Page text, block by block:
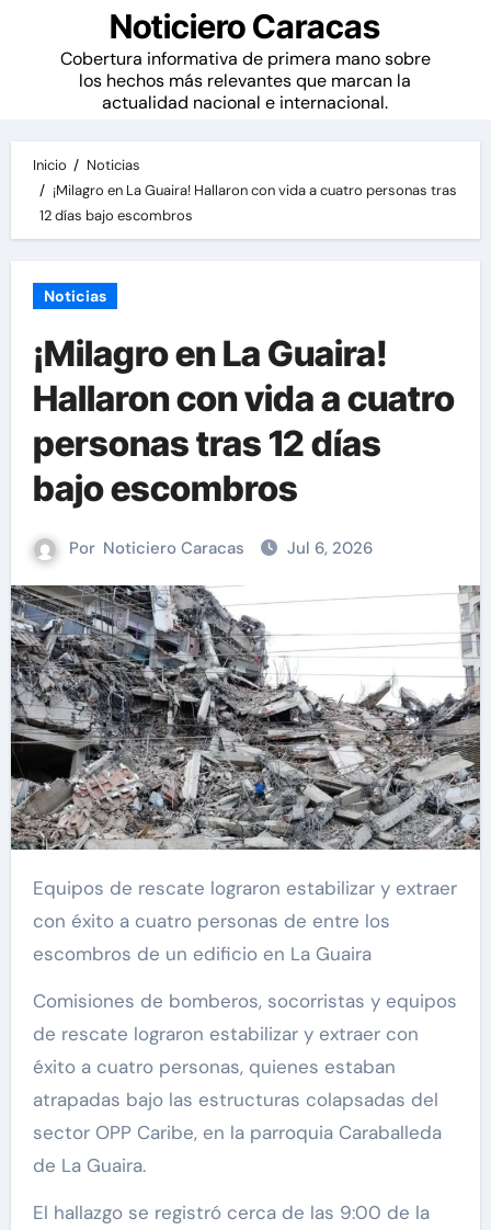
Noticiero Caracas
Cobertura informativa de primera mano sobre
los hechos más relevantes que marcan la
actualidad nacional e internacional.
Inicio
Noticias
¡Milagro en La Guaira! Hallaron con vida a cuatro personas tras
12 días bajo escombros
Noticias
¡Milagro en La Guaira!
Hallaron con vida a cuatro
personas tras 12 días
bajo escombros
Por Noticiero Caracas Jul 6, 2026
Equipos de rescate lograron estabilizar y extraer
con éxito a cuatro personas de entre los
escombros de un edificio en La Guaira
Comisiones de bomberos, socorristas y equipos
de rescate lograron estabilizar y extraer con
éxito a cuatro personas, quienes estaban
atrapadas bajo las estructuras colapsadas del
sector OPP Caribe, en la parroquia Caraballeda
de La Guaira.
El hallazgo se registró cerca de las 9:00 de la